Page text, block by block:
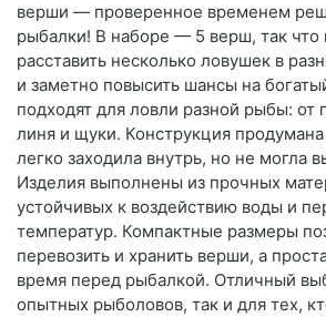
верши — проверенное временем
рыбалки! В наборе — 5 верш, так что
расставить несколько ловушек в
и заметно повысить шансы на
подходят для ловли разной рыбы: от
линя и щуки. Конструкция
легко заходила внутрь, но не могла
Изделия выполнены из прочных
устойчивых к воздействию воды и
температур. Компактные размеры
перевозить и хранить верши, а
время перед рыбалкой. Отличный
опытных рыболовов, так и для тех,